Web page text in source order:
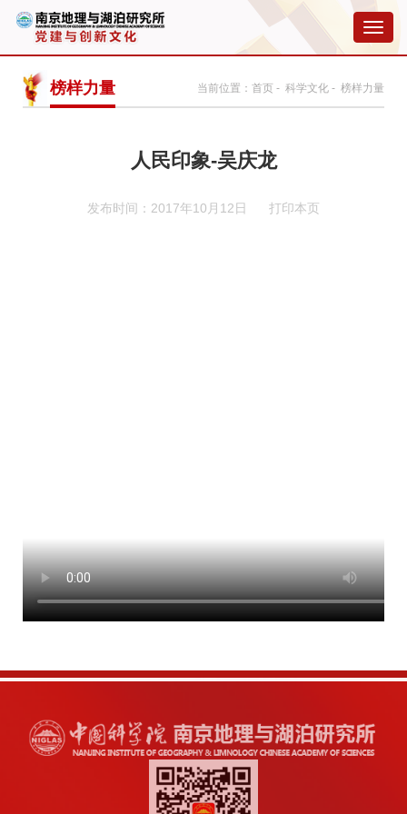
切
换
航
榜样力量 当前位置： 首页 - 科学文化 - 榜样力量
人民印象-吴庆龙
发布时间：2017年10月12日 打印本页